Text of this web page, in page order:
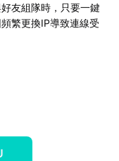
好友組隊時，只要一鍵
繁更換IP導致連線受